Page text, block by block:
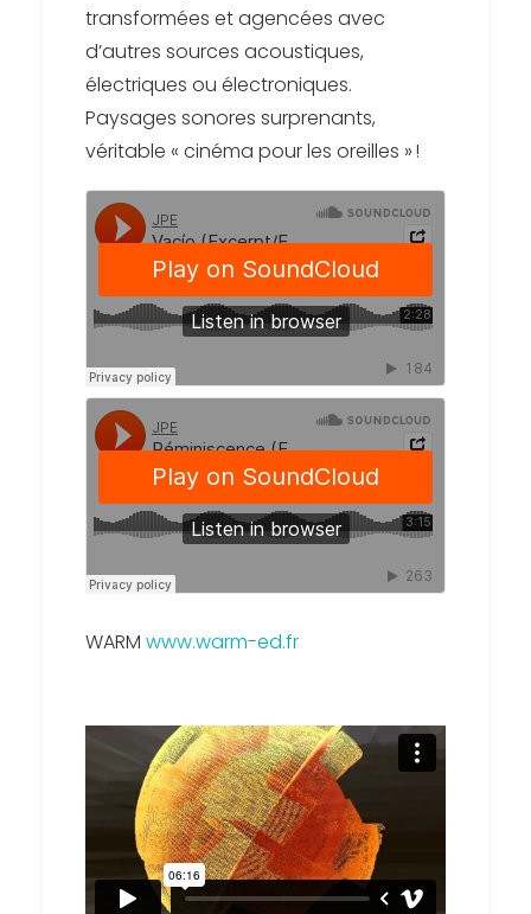
transformées et agencées avec
d’autres sources acoustiques,
électriques ou électroniques.
Paysages sonores surprenants,
véritable « cinéma pour les oreilles » !
WARM www.warm-ed.fr